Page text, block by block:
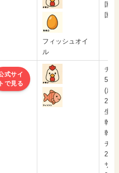
フィッシュオイ
ル
国
国
式サイ
トで見る
チ
5%
(放
21
生
乾
乾
チ
2%
サ